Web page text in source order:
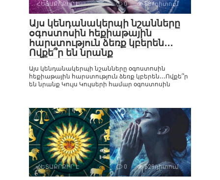
ՀԵՏԱՔՐՔԻՐ Է 0 834դիտում
Այս կենդանակերպի նշանները
օգոստոսին հեքիաթային
հարստություն ձեռք կբերեն․․․
Ովքե՞ր են նրանք
Այս կենդանակերպի նշանները օգոստոսին
հեքիաթային հարստություն ձեռք կբերեն․․․Ովքե՞ր
են նրանք Կույս Կույսերի համար օգոստոսին
ՀԵՏԱՔՐՔԻՐ Է 0 529դիտում